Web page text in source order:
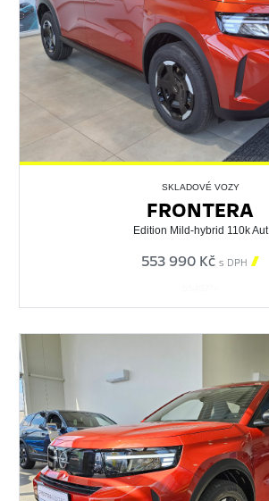
SKLADOVÉ VOZY
FRONTERA
Edition Mild-hybrid 110k Aut
553 990 Kč s DPH 